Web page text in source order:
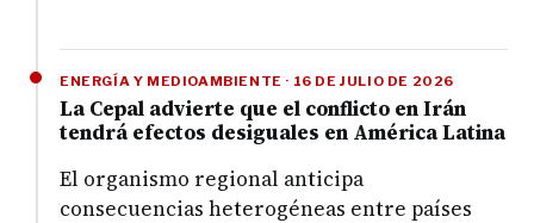
ENERGÍA Y MEDIOAMBIENTE · 16 DE JULIO DE 2026
La Cepal advierte que el conflicto en Irán
tendrá efectos desiguales en América Latina
El organismo regional anticipa
consecuencias heterogéneas entre países